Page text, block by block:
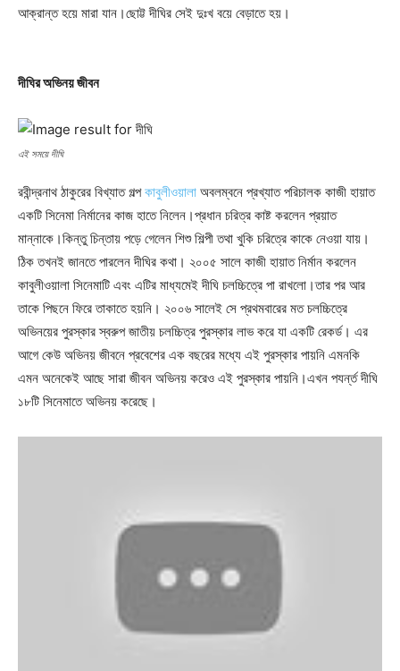
আক্রান্ত হয়ে মারা যান।ছোট্ট দীঘির সেই দুঃখ বয়ে বেড়াতে হয়।
দীঘির অভিনয় জীবন
এই সময়ে দীঘি
রবীন্দ্রনাথ ঠাকুরের বিখ্যাত গল্পকাবুলীওয়ালা অবলম্বনে প্রখ্যাত পরিচালক কাজী হায়াত
একটি সিনেমা নির্মানের কাজ হাতে নিলেন।প্রধান চরিত্র কাষ্ট করলেন প্রয়াত
মান্নাকে।কিন্তু চিন্তায় পড়ে গেলেন শিশু শিল্পী তথা খুকি চরিত্রে কাকে নেওয়া যায়।
ঠিক তখনই জানতে পারলেন দীঘির কথা। ২০০৫ সালে কাজী হায়াত নির্মান করলেন
কাবুলীওয়ালা সিনেমাটি এবং এটির মাধ্যমেই দীঘি চলচ্চিত্রে পা রাখলো।তার পর আর
তাকে পিছনে ফিরে তাকাতে হয়নি। ২০০৬ সালেই সে প্রথমবারের মত চলচ্চিত্রে
অভিনয়ের পুরস্কার স্বরুপ জাতীয় চলচ্চিত্র পুরস্কার লাভ করে যা একটি রেকর্ড। এর
আগে কেউ অভিনয় জীবনে প্রবেশের এক বছরের মধ্যে এই পুরস্কার পায়নি এমনকি
এমন অনেকেই আছে সারা জীবন অভিনয় করেও এই পুরস্কার পায়নি।এখন পযর্ন্ত দীঘি
১৮টি সিনেমাতে অভিনয় করেছে।